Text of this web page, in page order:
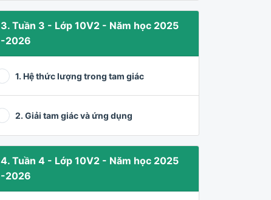
3. Tuần 3 - Lớp 10V2 - Năm học 2025
-2026
1. Hệ thức lượng trong tam giác
2. Giải tam giác và ứng dụng
4. Tuần 4 - Lớp 10V2 - Năm học 2025
-2026